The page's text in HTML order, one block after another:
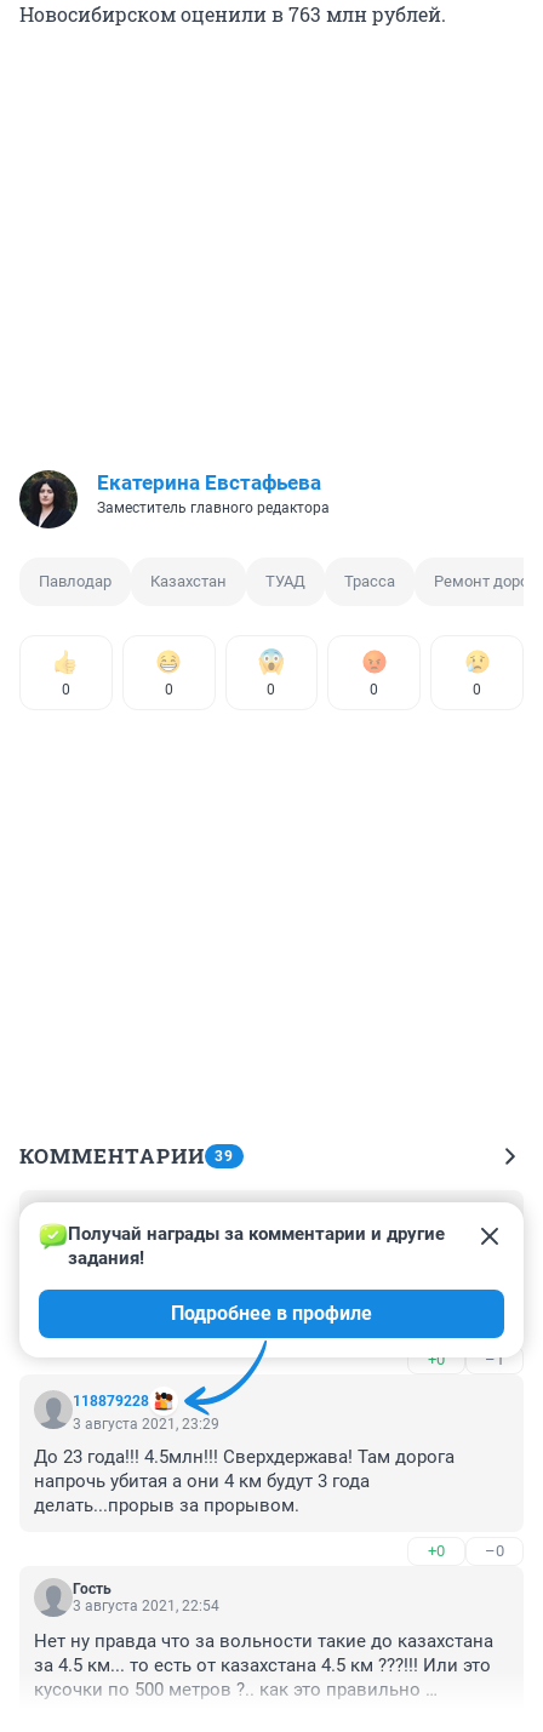
Новосибирском оценили в 763 млн рублей.
Екатерина Евстафьева
Заместитель главного редактора
Павлодар Казахстан ТУАД Трасса Ремонт дороги
0 0 0 0 0
КОММЕНТАРИИ 39
4 августа 2021, 15:50
Ну да, люди дураки, вообще ничего не понимают, ни в
расценках, ни вообще в ценах. Ужас что творят, в
открытую людей недоумками выставляют.
+0 –1
118879228
Получай награды за комментарии и другие
задания!
Подробнее в профиле
3 августа 2021, 23:29
До 23 года!!! 4.5млн!!! Сверхдержава! Там дорога
напрочь убитая а они 4 км будут 3 года
делать...прорыв за прорывом.
+0 –0
Гость
3 августа 2021, 22:54
Нет ну правда что за вольности такие до казахстана
за 4.5 км... то есть от казахстана 4.5 км ???!!! Или это
кусочки по 500 метров ?.. как это правильно